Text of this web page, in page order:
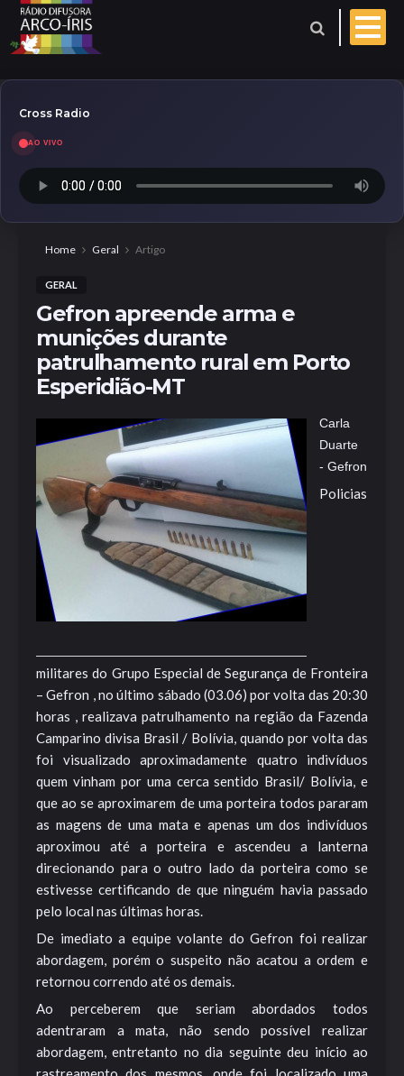
Esporte
Geral
Aniversariantes
Evangelho do dia
Paróquia
Cross Radio
AO VIVO
Home Geral Artigo
GERAL
Gefron apreende arma e
munições durante
patrulhamento rural em Porto
Esperidião-MT
Carla
Duarte
- Gefron
Policias
militares do Grupo Especial de Segurança de Fronteira
– Gefron , no último sábado (03.06) por volta das 20:30
horas , realizava patrulhamento na região da Fazenda
Camparino divisa Brasil / Bolívia, quando por volta das
foi visualizado aproximadamente quatro indivíduos
quem vinham por uma cerca sentido Brasil/ Bolívia, e
que ao se aproximarem de uma porteira todos pararam
as magens de uma mata e apenas um dos indivíduos
aproximou até a porteira e ascendeu a lanterna
direcionando para o outro lado da porteira como se
estivesse certificando de que ninguém havia passado
pelo local nas últimas horas.
De imediato a equipe volante do Gefron foi realizar
abordagem, porém o suspeito não acatou a ordem e
retornou correndo até os demais.
Ao perceberem que seriam abordados todos
adentraram a mata, não sendo possível realizar
abordagem, entretanto no dia seguinte deu início ao